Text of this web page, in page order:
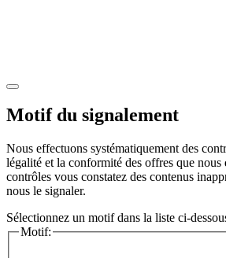
Motif du signalement
Nous effectuons systématiquement des
légalité et la conformité des offres que
contrôles vous constatez des contenus
nous le signaler.
Sélectionnez un motif dans la liste ci-
Motif: